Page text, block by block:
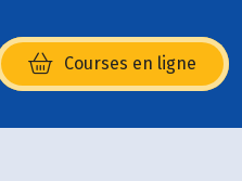
Courses en ligne
fenêtre)